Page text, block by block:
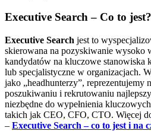
Executive Search – Co to jest?
Executive Search jest to
skierowana na pozyskiwanie
kandydatów na kluczowe stanowiska
lub specjalistyczne w organizacjach.
jako „headhunterzy”, reprezentujemy
poszukiwaniu i rekrutowaniu
niezbędne do wypełnienia
takich jak CEO, CFO, CTO. Więcej
– Executive Search – co to jest i na